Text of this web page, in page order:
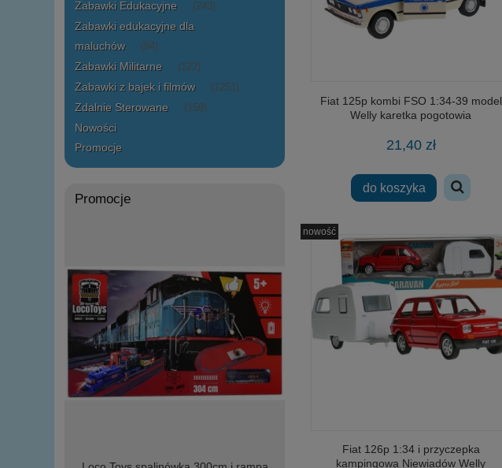
Zabawki Edukacyjne (243)
Zabawki edukacyjne dla
maluchów
(84)
Zabawki Militarne (122)
Zabawki z bajek i filmów (1251)
Zdalnie Sterowane (159)
Nowości
Promocje
Promocje
Fiat 125p kombi FSO 1:34-39 model
Welly karetka pogotowia
21,40 zł
do koszyka
Fiat 126p 1:34 i przyczepka
kampingowa Niewiadów Welly
nowość